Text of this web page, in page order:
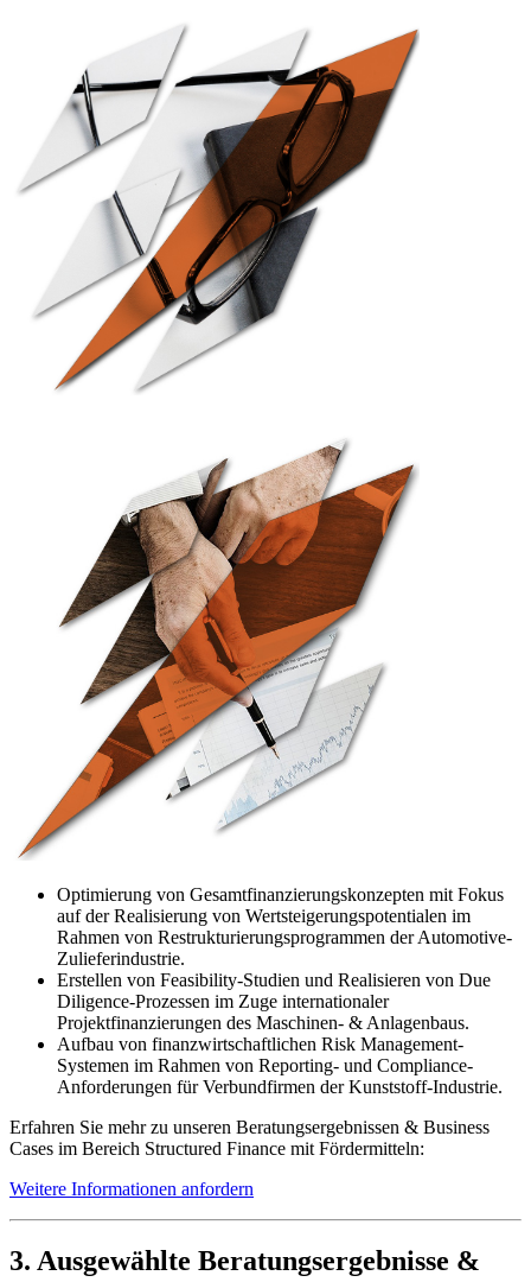
Optimierung von Gesamtfinanzierungskonzepten mit Fokus
auf der Realisierung von Wertsteigerungspotentialen im
Rahmen von Restrukturierungsprogrammen der Automotive-
Zulieferindustrie.
Erstellen von Feasibility-Studien und Realisieren von Due
Diligence-Prozessen im Zuge internationaler
Projektfinanzierungen des Maschinen- & Anlagenbaus.
Aufbau von finanzwirtschaftlichen Risk Management-
Systemen im Rahmen von Reporting- und Compliance-
Anforderungen für Verbundfirmen der Kunststoff-Industrie.
Erfahren Sie mehr zu unseren Beratungsergebnissen & Business
Cases im Bereich Structured Finance mit Fördermitteln:
Weitere Informationen anfordern
3. Ausgewählte Beratungsergebnisse &